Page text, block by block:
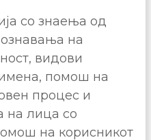
со знаења од
на
видови
помош на
процес и
на лица со
на корисникот